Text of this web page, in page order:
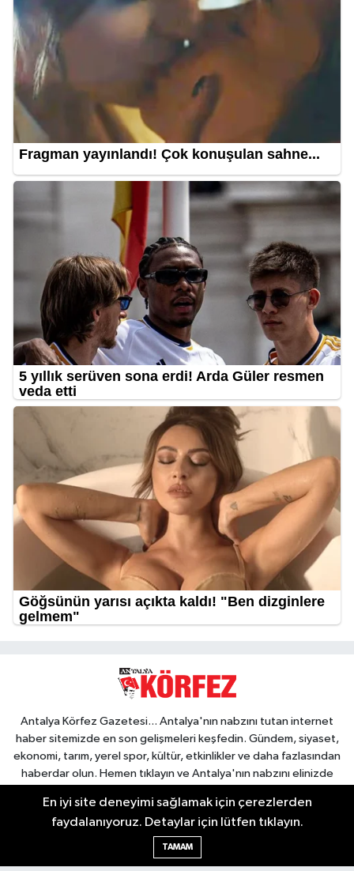
Antalya Körfez Gazetesi... Antalya'nın nabzını tutan internet
haber sitemizde en son gelişmeleri keşfedin. Gündem, siyaset,
ekonomi, tarım, yerel spor, kültür, etkinlikler ve daha fazlasından
haberdar olun. Hemen tıklayın ve Antalya'nın nabzını elinizde
En iyi site deneyimi sağlamak için çerezlerden
faydalanıyoruz. Detaylar için lütfen tıklayın.
TAMAM